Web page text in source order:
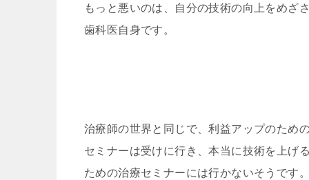
もっと悪いのは、自分の技術の向上をめざ
歯科医自身です。
治療師の世界と同じで、利益アップのため
セミナーは受けに行き、本当に技術を上げる
ための治療セミナーには行かないそうです。